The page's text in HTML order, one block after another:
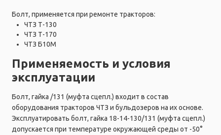
Болт, применяется при ремонте тракторов:
ЧТЗ Т-130
ЧТЗ Т-170
ЧТЗ Б10М
Применяемость и условия
эксплуатации
Болт, гайка /131 (муфта сцепл.) входит в состав
оборудования тракторов ЧТЗ и бульдозеров на их основе.
Эксплуатировать болт, гайка 18-14-130/131 (муфта сцепл.)
допускается при температуре окружающей среды от -50°